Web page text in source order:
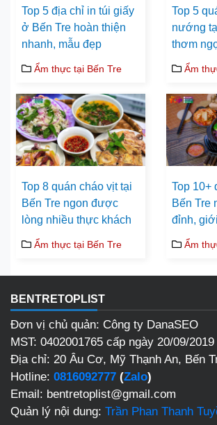
Top 5 địa chỉ in túi giấy
ở Bến Tre hoàn thiện
nhanh, mẫu đẹp
Ẩm thực tại Bến Tre
Top 5
nướng
thơm
Ẩm
Top 8 quán cháo vịt tại
Bến Tre ngon được
lòng nhiều thực khách
Ẩm thực tại Bến Tre
Top 10+
Bến Tre
đỉnh,
Ẩm
BENTRETOPLIST
Đơn vị chủ quản: Công ty DanaSEO
MST: 0402001765 cấp ngày 20/09/2019
Địa chỉ: 20 Âu Cơ, Mỹ Thạnh An, Bến
Hotline: 0816092777 (Zalo)
Email: bentretoplist@gmail.com
Quản lý nội dung: Trần Phan Thanh